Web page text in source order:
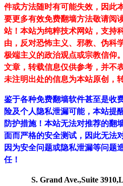
件或方法随时有可能失效，因此
要更多有效免费翻墙方法敬请阅
站！ 本站为纯粹技术网站，支持
由，反对恐怖主义、邪教、伪科
极端主义的政治观点或宗教信仰
文章，转载信息仅供参考，并不
未注明出处的信息为本站原创，
鉴于各种免费翻墙软件甚至是收
险及个人隐私泄漏可能，本站提
防护措施！本站无法对推荐的翻
面而严格的安全测试，因此无法
因为安全问题或隐私泄漏等问题
任！
S. Grand Ave.,Suite